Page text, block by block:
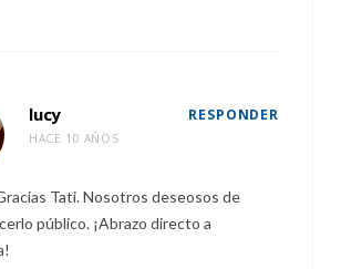
lucy
HACE 10 AÑOS
RESPONDER
Tati. Nosotros deseosos de
público. ¡Abrazo directo a